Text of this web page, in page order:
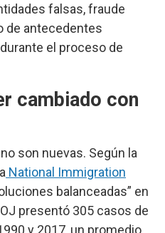
falsas, fraude
de antecedentes
el proceso de
cambiado con
son nuevas. Según la
National Immigration
balanceadas” en
presentó 305 casos de
y 2017, un promedio